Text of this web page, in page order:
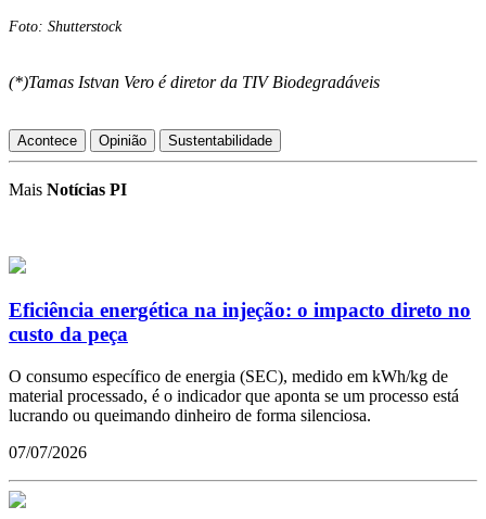
Foto: Shutterstock
(*)Tamas Istvan Vero é diretor da TIV Biodegradáveis
Acontece Opinião Sustentabilidade
Mais Notícias PI
Eficiência energética na injeção: o impacto direto no
custo da peça
O consumo específico de energia (SEC), medido em kWh/kg de
material processado, é o indicador que aponta se um processo está
lucrando ou queimando dinheiro de forma silenciosa.
07/07/2026